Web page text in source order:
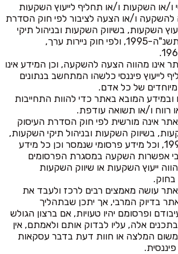
ו/או השקעות ו/או תחליף לייעוץ השקעות
להשקעה ו/או הצעה לציבור לפי חוק הסדרת
השקעות, בשיווק השקעות ובניהול תיקי
השקעות, תשנ"ה-1995, ולפי חוק ניירות ערך,
אינו מהווה הצעה להשקעה, וכן המידע אינו
לייעוץ פיננסי כלשהו המתחשב בנתונים
של כל אדם.
ובמידע המובא באתר כדי להוות התחייבות
רווח ו/או תשואה עודפת.
אינה מורשית לפי חוק הסדרת העיסוק
בשיווק השקעות ובניהול תיקי השקעות,
תשנ"ה-1995, וכל מידע פרסומי שנמסר וכן כל מידע
אפשרות השקעה במסגרת הפרסומים
ייעוץ השקעות או שיווק השקעות
עושה מאמצים רבים לרכז ולעבד את
בדיוק המרבי, אך יתכן שבתהליך
ופרסומם יהיו טעויות, אם ברצון הגולש
אלה, עליו לבדוק אותם ולאמתם, אין
המלצה או חוות דעת בדבר עסקאות